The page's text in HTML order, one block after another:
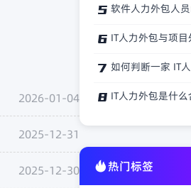
2026-01-04
2025-12-31
2025-12-30
软件人力外包人
IT人力外包与项
如何判断一家 IT
IT人力外包是什么
热门标签